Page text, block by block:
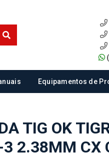
Equipamentos de
TIG OK
2.38MM CX